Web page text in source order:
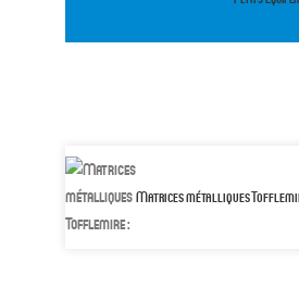
Matrices métalliques